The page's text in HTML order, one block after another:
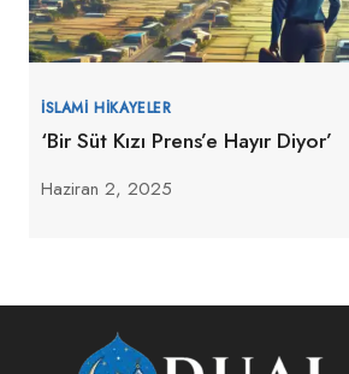
İSLAMI HIKAYELER
‘Bir Süt Kızı Prens’e Hayır Diyor’
Haziran 2, 2025